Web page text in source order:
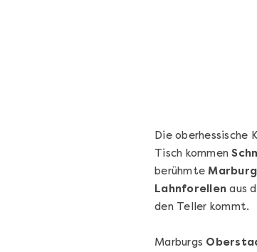
Die oberhessische
Tisch kommen
berühmte
Lahnforellen aus
den Teller kommt.
Marburgs